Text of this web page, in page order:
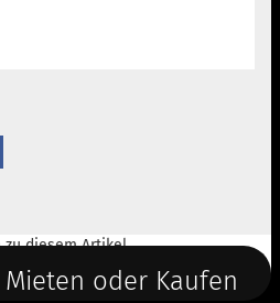
zu diesem Artikel.
oder Kaufen